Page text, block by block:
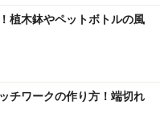
植木鉢やペットボトルの風
チワークの作り方！端切れ